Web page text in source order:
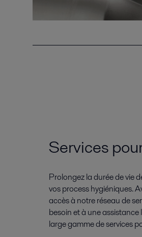
Services
Prolongez la durée de vie
vos process hygiéniques.
accès à notre réseau de
besoin et à une
large gamme de services